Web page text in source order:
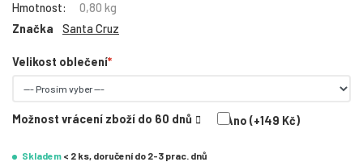
Hmotnost:
0,80 kg
Značka
Santa Cruz
Velikost oblečení
Možnost vrácení zboží do 60 dnů Ano (+149 Kč)
Skladem < 2 ks, doručení do 2-3 prac. dnů